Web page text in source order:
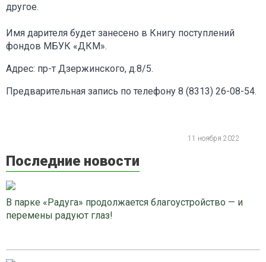
другое.
Имя дарителя будет занесено в Книгу поступлений
фондов МБУК «ДКМ».
Адрес: пр-т Дзержинского, д.8/5.
Предварительная запись по телефону 8 (8313) 26-08-54.
11 ноября 2022
Последние новости
В парке «Радуга» продолжается благоустройство — и
перемены радуют глаз!